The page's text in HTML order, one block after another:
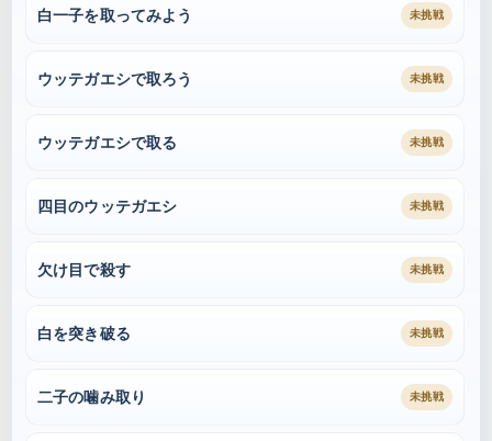
白一子を取ってみよう 未挑戦
ウッテガエシで取ろう 未挑戦
ウッテガエシで取る 未挑戦
四目のウッテガエシ 未挑戦
欠け目で殺す 未挑戦
白を突き破る 未挑戦
二子の噛み取り 未挑戦